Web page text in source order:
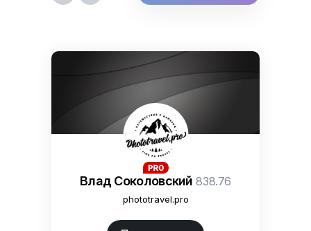
Влад Соколовский 838.76
phototravel.pro